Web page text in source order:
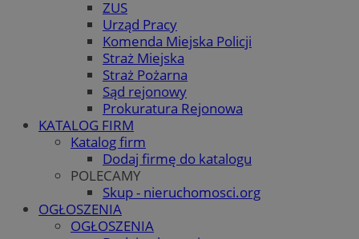
ZUS
Urząd Pracy
Komenda Miejska Policji
Straż Miejska
Straż Pożarna
Sąd rejonowy
Prokuratura Rejonowa
KATALOG FIRM
Katalog firm
Dodaj firmę do katalogu
POLECAMY
Skup - nieruchomosci.org
OGŁOSZENIA
OGŁOSZENIA